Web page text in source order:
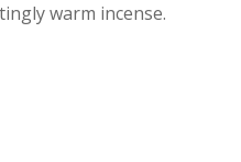
warm incense.